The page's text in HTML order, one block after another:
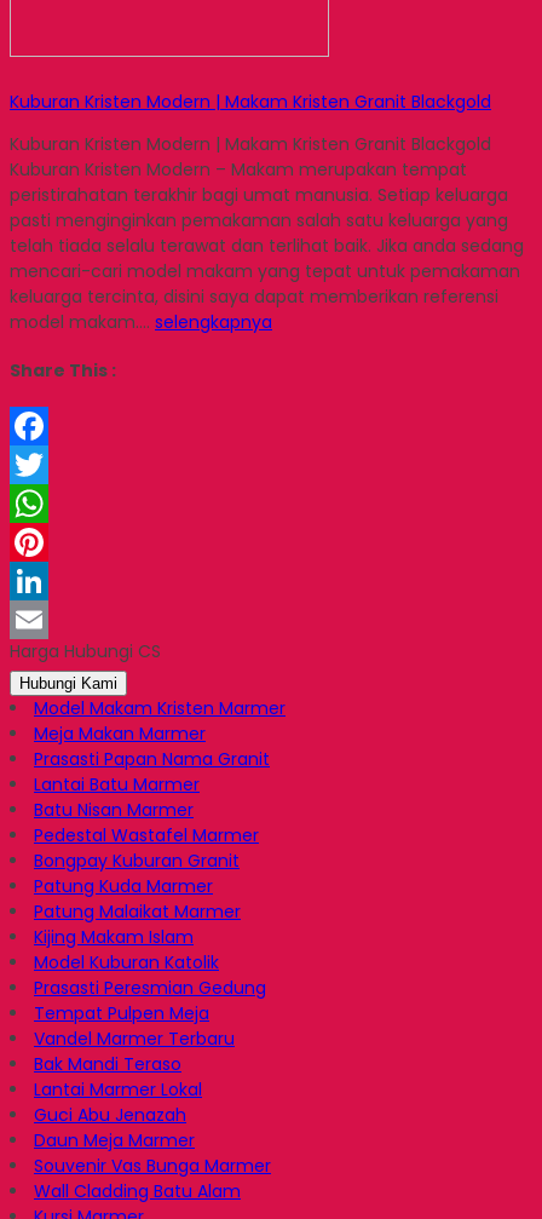
Kuburan Kristen Modern | Makam Kristen Granit Blackgold
Kuburan Kristen Modern | Makam Kristen Granit Blackgold
Kuburan Kristen Modern – Makam merupakan tempat
peristirahatan terakhir bagi umat manusia. Setiap keluarga
pasti menginginkan pemakaman salah satu keluarga yang
telah tiada selalu terawat dan terlihat baik. Jika anda sedang
mencari-cari model makam yang tepat untuk pemakaman
keluarga tercinta, disini saya dapat memberikan referensi
model makam…. selengkapnya
Share This :
Facebook
Twitter
WhatsApp
Pinterest
LinkedIn
Email
Harga Hubungi CS
Hubungi Kami
Model Makam Kristen Marmer
Meja Makan Marmer
Prasasti Papan Nama Granit
Lantai Batu Marmer
Batu Nisan Marmer
Pedestal Wastafel Marmer
Bongpay Kuburan Granit
Patung Kuda Marmer
Patung Malaikat Marmer
Kijing Makam Islam
Model Kuburan Katolik
Prasasti Peresmian Gedung
Tempat Pulpen Meja
Vandel Marmer Terbaru
Bak Mandi Teraso
Lantai Marmer Lokal
Guci Abu Jenazah
Daun Meja Marmer
Souvenir Vas Bunga Marmer
Wall Cladding Batu Alam